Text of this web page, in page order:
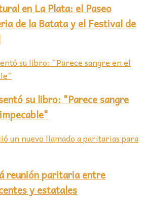
en La Plata: el Paseo
de la Batata y el Festival de
su libro: "Parece sangre
reunión paritaria entre
y estatales